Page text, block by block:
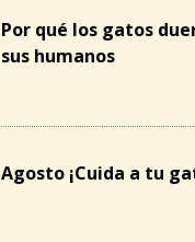
Por qué los gatos
sus humanos
Agosto ¡Cuida a tu